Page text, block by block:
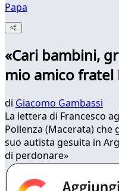
Papa
«Cari bambini,
mio amico fratel
di Giacomo Gambassi
La lettera di Francesco
Pollenza (Macerata) che
suo autista gesuita in
di perdonare»